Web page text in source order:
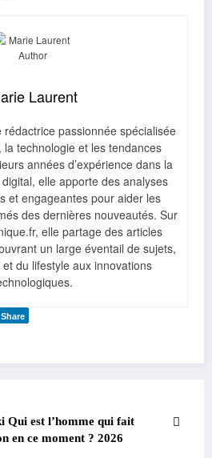
Laurent
passionnée spécialisée
technologie et les tendances
années d’expérience dans la
elle apporte des analyses
et engageantes pour aider les
des dernières nouveautés. Sur
elle partage des articles
un large éventail de sujets,
du lifestyle aux innovations
Share
Qui est l’homme qui fait
en ce moment ? 2026